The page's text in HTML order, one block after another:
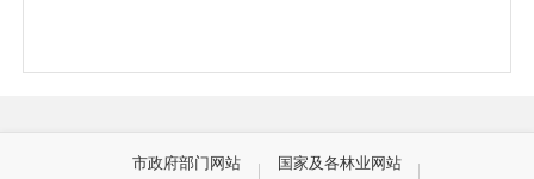
市政府部门网站
国家及各林业网站